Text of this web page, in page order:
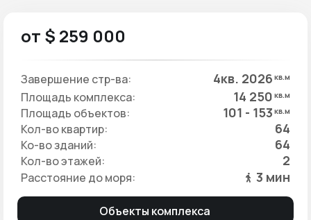
от $ 259 000
Завершение стр-ва: 4кв. 2026 кв.м
Площадь комплекса: 14 250 кв.м
Площадь объектов: 101 - 153 кв.м
Кол-во квартир: 64
Ко-во зданий: 64
Кол-во этажей: 2
Расстояние до моря: 3 мин
Объекты комплекса